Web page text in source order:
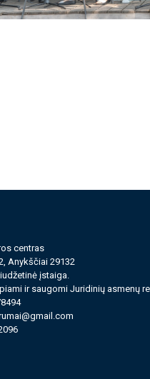
cen­tras
Anykščiai 29132
įstaiga.
ir saugomi Juri­dinių asmenų